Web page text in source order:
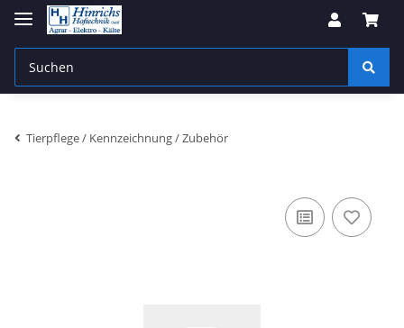
Tierpflege / Kennzeichnung / Zubehör